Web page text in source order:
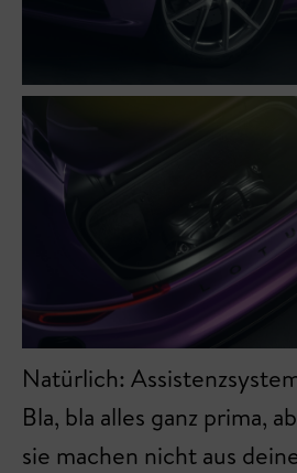
Natürlich:
Bla, bla alles ganz prima,
sie machen nicht aus